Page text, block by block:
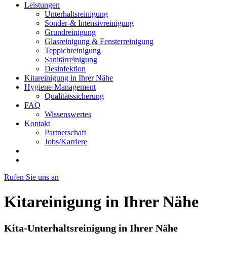
Leistungen
Unterhaltsreinigung
Sonder-& Intensivreinigung
Grundreinigung
Glasreinigung & Fensterreinigung
Teppichreinigung
Sanitärreinigung
Desinfektion
Kitareinigung in Ihrer Nähe
Hygiene-Management
Qualitätssicherung
FAQ
Wissenswertes
Kontakt
Partnerschaft
Jobs/Karriere
Rufen Sie uns an
Kitareinigung in Ihrer Nähe
Kita-Unterhaltsreinigung in Ihrer Nähe